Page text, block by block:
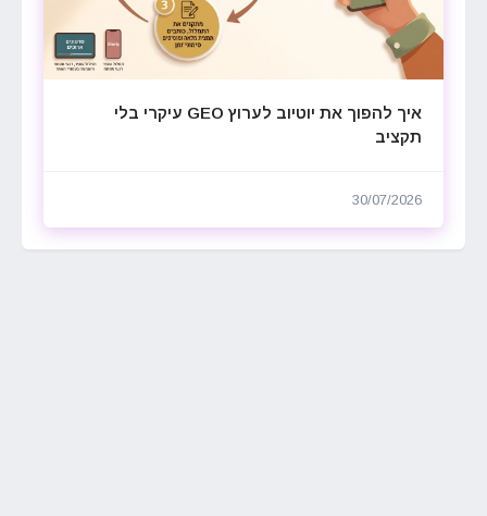
איך להפוך את יוטיוב לערוץ GEO עיקרי בלי
תקציב
30/07/2026